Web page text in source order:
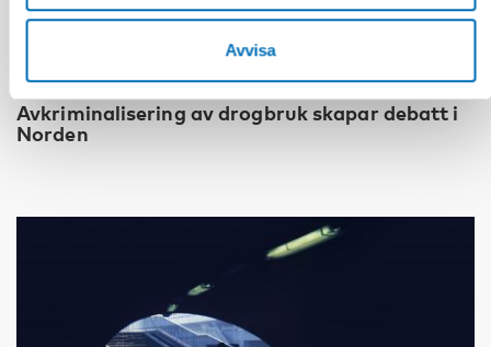
Avvisa
30 jan 2020
Avkriminalisering av drogbruk skapar debatt i
Norden